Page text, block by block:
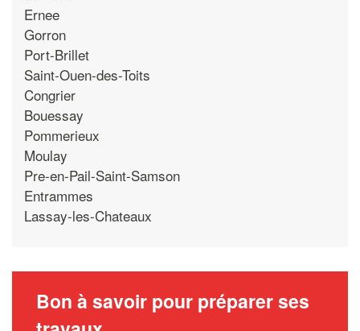
Ernee
Gorron
Port-Brillet
Saint-Ouen-des-Toits
Congrier
Bouessay
Pommerieux
Moulay
Pre-en-Pail-Saint-Samson
Entrammes
Lassay-les-Chateaux
Bon à savoir pour préparer ses